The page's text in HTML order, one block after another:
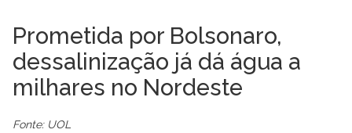
Prometida por Bolsonaro,
dessalinização já dá água a
milhares no Nordeste
Fonte: UOL